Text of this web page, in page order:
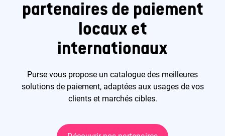
partenaires de paiement
locaux et
internationaux
Purse vous propose un catalogue des meilleures
solutions de paiement, adaptées aux usages de vos
clients et marchés cibles.